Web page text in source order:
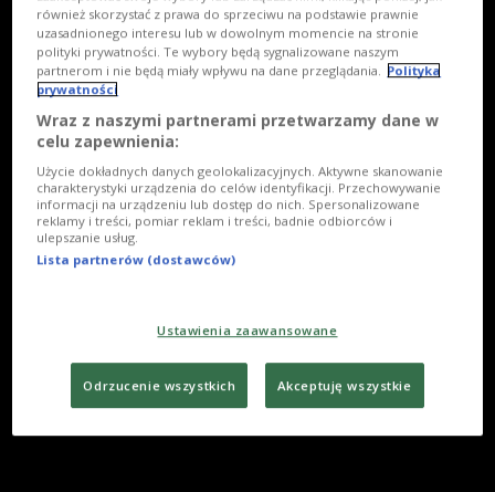
również skorzystać z prawa do sprzeciwu na podstawie prawnie
uzasadnionego interesu lub w dowolnym momencie na stronie
polityki prywatności. Te wybory będą sygnalizowane naszym
partnerom i nie będą miały wpływu na dane przeglądania. Polityka
prywatności
Wraz z naszymi partnerami przetwarzamy dane w
celu zapewnienia:
Użycie dokładnych danych geolokalizacyjnych. Aktywne skanowanie
charakterystyki urządzenia do celów identyfikacji. Przechowywanie
informacji na urządzeniu lub dostęp do nich. Spersonalizowane
reklamy i treści, pomiar reklam i treści, badnie odbiorców i
ulepszanie usług.
Lista partnerów (dostawców)
Ustawienia zaawansowane
Odrzucenie wszystkich Akceptuję wszystkie